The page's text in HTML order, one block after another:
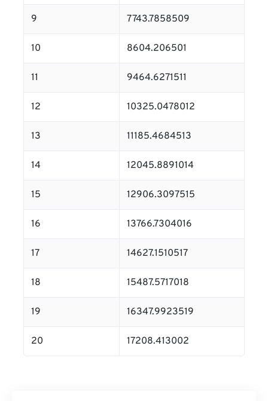
9 7743.7858509
10 8604.206501
11 9464.6271511
12 10325.0478012
13 11185.4684513
14 12045.8891014
15 12906.3097515
16 13766.7304016
17 14627.1510517
18 15487.5717018
19 16347.9923519
20 17208.413002